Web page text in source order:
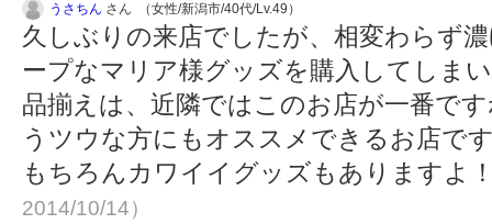
うさちん さん （女性/新潟市/40代/Lv.49）
久しぶりの来店でしたが、相変わらず
ープなマリア様グッズを購入してしま
品揃えは、近隣ではこのお店が一番で
うツウな方にもオススメできるお店で
もちろんカワイイグッズもありますよ
2014/10/14）